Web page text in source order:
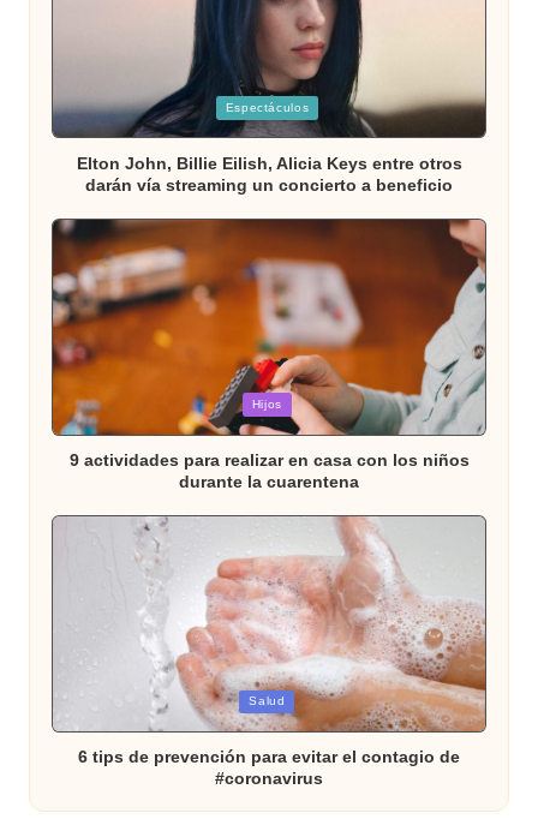
Publicada
en
Espectáculos
Elton John, Billie Eilish, Alicia Keys entre otros
darán vía streaming un concierto a beneficio
Publicada
en
Hijos
9 actividades para realizar en casa con los niños
durante la cuarentena
Salud
6 tips de prevención para evitar el contagio de
#coronavirus